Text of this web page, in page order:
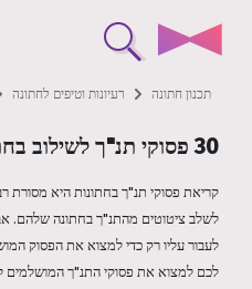
תכנון חתונה רעיונות וטיפים לחתונה
30 פסוקי תנ"ך לשילוב בחתונה שלכם
קריאת פסוקי תנ"ך בחתונות היא מסורת
לשלב ציטוטים מהתנ"ך בחתונה שלהם.
לעבור עליו רק כדי למצוא את הפסוק
לכם למצוא את פסוקי התנ"ך המושלמים